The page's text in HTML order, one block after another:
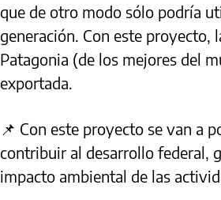
que de otro modo sólo podría
generación. Con este proyecto,
Patagonia (de los mejores del
exportada.
📌 Con este proyecto se van a
contribuir al desarrollo federal,
impacto ambiental de las